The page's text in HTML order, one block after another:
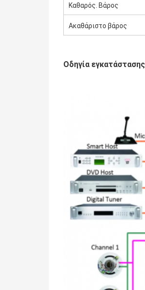
Καθαρός. Βάρος
Ακαθάριστο βάρος
Οδηγία εγκατάστασης